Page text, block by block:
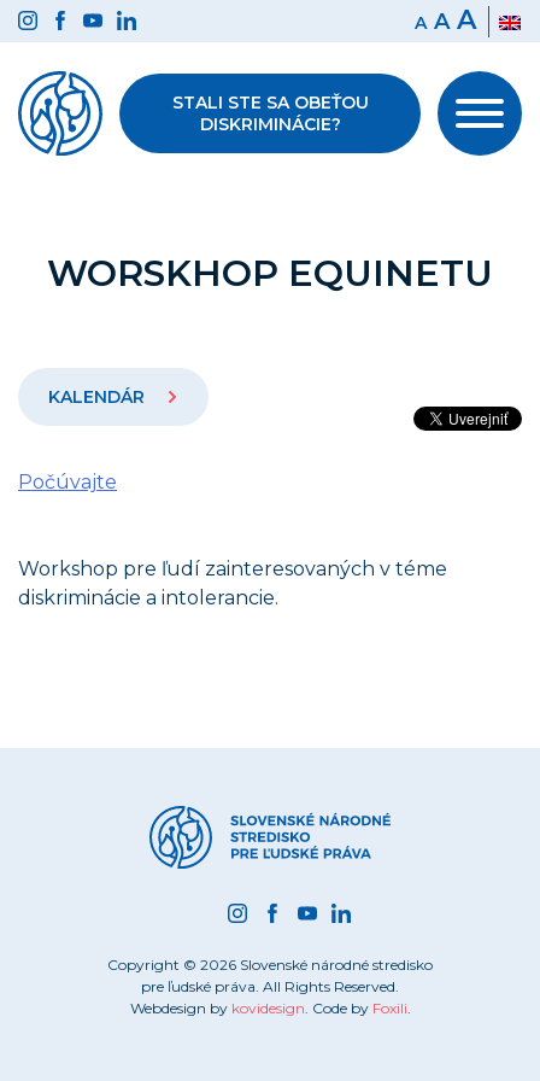
Preskočiť
na
obsah
A A A
STALI STE SA OBEŤOU
DISKRIMINÁCIE?
WORSKHOP EQUINETU
KALENDÁR
Počúvajte
Workshop pre ľudí zainteresovaných v téme
diskriminácie a intolerancie.
Copyright © 2026 Slovenské národné stredisko
pre ľudské práva. All Rights Reserved.
Webdesign by kovidesign . Code by Foxili